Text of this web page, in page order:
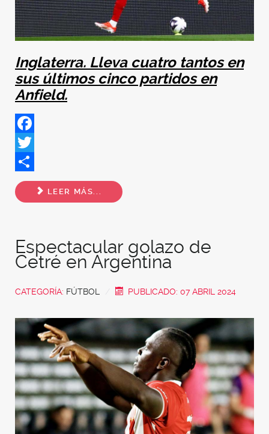
Inglaterra. Lleva cuatro tantos en
sus últimos cinco partidos en
Anfield.
Facebook
Twitter
Share
LEER MÁS...
Espectacular golazo de
Cetré en Argentina
CATEGORÍA: FÚTBOL PUBLICADO: 07 ABRIL 2024